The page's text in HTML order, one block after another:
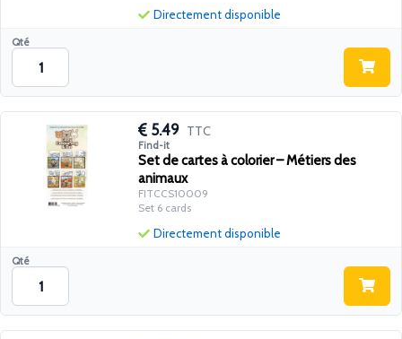
Qté
Directement disponible
5.49 TTC
Find-it
Set de cartes à colorier – Métiers des
animaux
FITCCS10009
Set 6 cards
Qté
Directement disponible